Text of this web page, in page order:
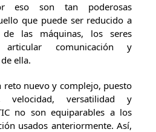
eso son tan poderosas
que puede ser reducido a
las máquinas, los seres
articular comunicación y
ella.
reto nuevo y complejo, puesto
velocidad, versatilidad y
no son equiparables a los
usados anteriormente. Así,